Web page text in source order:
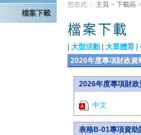
檔案下載
您在此： 主頁 > 下載區
大型活動 大眾體育
2026年度專項財政資
2026年度專項財政
中文
表格B-01專項資助